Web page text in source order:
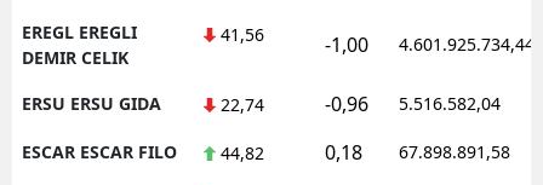
EREGL EREGLI
DEMIR CELIK
41,56 -1,00 4.601.925.734,44
ERSU ERSU GIDA 22,74 -0,96 5.516.582,04
ESCAR ESCAR FILO 44,82 0,18 67.898.891,58